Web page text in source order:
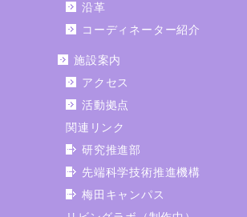
沿革
コーディネーター紹介
施設案内
アクセス
活動拠点
関連リンク
研究推進部
先端科学技術推進機構
梅田キャンパス